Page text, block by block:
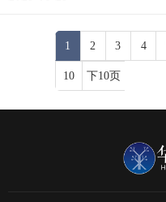
1 2 3 4
10 下10页